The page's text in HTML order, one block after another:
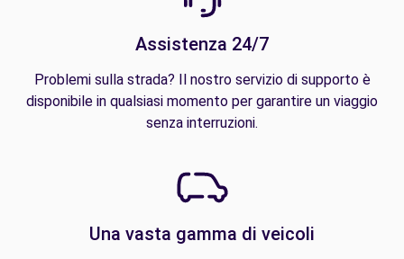
Assistenza 24/7
Problemi sulla strada? Il nostro servizio di supporto è
disponibile in qualsiasi momento per garantire un viaggio
senza interruzioni.
Una vasta gamma di veicoli